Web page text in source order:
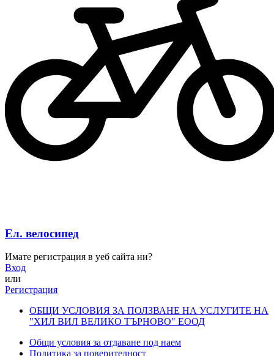
Ел. велосипед
Имате регистрация в уеб сайта ни?
Вход
или
Регистрация
ОБЩИ УСЛОВИЯ ЗА ПОЛЗВАНЕ НА УСЛУГИТЕ НА
"ХИЛ ВИЛ ВЕЛИКО ТЪРНОВО" ЕООД
Общи условия за отдаване под наем
Политика за поверителност